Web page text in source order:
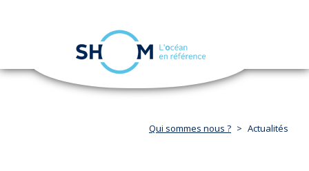
Aller
navigation
Qui sommes nous ? Actualités